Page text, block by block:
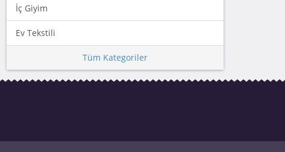
İç Giyim
Ev Tekstili
Tüm Kategoriler